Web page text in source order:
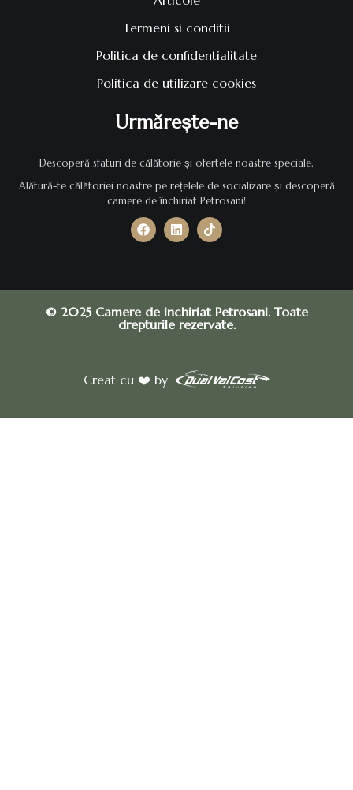
Termeni si conditii
Politica de confidentialitate
Politica de utilizare cookies
Urmărește-ne
Descoperă sfaturi de călătorie și ofertele noastre speciale.
Alătură-te călătoriei noastre pe rețelele de socializare și descoperă
camere de închiriat Petrosani!
© 2025 Camere de inchiriat Petrosani. Toate
drepturile rezervate.
Creat cu ❤️ by